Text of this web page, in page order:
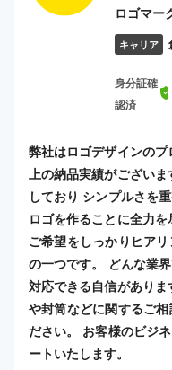
ロゴマー
キャリア
身分証確
認済
弊社はロゴデザインの
上の納品実績がござい
しており シンプルさを
ロゴを作ることに全力
ご希望をしっかりヒア
の一つです。 どんな業
対応できる自信があり
や封筒などに関するご
ださい。 お客様のビジ
ートいたします。